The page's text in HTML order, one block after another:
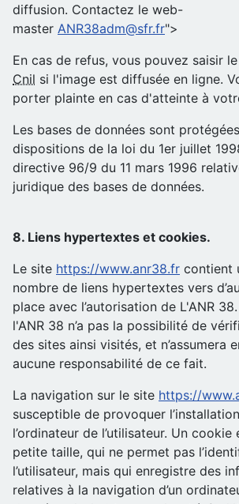
diffusion. Contactez le web-
master ANR38adm@sfr.fr">
En cas de refus, vous pouvez saisir
Cnil si l'image est diffusée en ligne.
porter plainte en cas d'atteinte à
Les bases de données sont
dispositions de la loi du 1er juillet
directive 96/9 du 11 mars 1996
juridique des bases de données.
8. Liens hypertextes et cookies.
Le site https://www.anr38.fr contient
nombre de liens hypertextes vers
place avec l’autorisation de L'ANR
l'ANR 38 n’a pas la possibilité de
des sites ainsi visités, et n’assumera
aucune responsabilité de ce fait.
La navigation sur le site https://
susceptible de provoquer
l’ordinateur de l’utilisateur. Un
petite taille, qui ne permet pas
l’utilisateur, mais qui enregistre des
relatives à la navigation d’un